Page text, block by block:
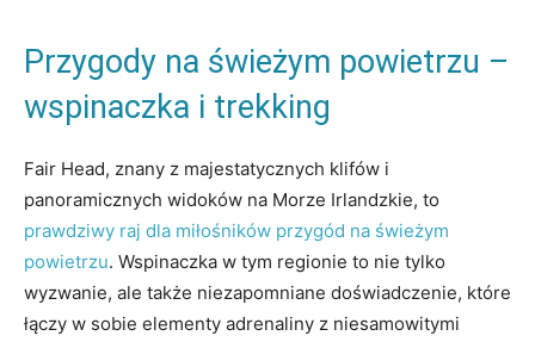
Przygody na świeżym powietrzu –
wspinaczka i trekking
Fair Head, znany z majestatycznych klifów i
panoramicznych widoków na Morze Irlandzkie, to
prawdziwy raj dla miłośników przygód na świeżym
powietrzu. Wspinaczka w tym regionie to nie tylko
wyzwanie, ale także niezapomniane doświadczenie, które
łączy w sobie elementy adrenaliny z niesamowitymi